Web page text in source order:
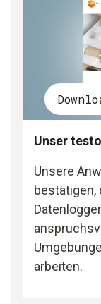
Unser
Unsere
bestätigen,
arbeiten.